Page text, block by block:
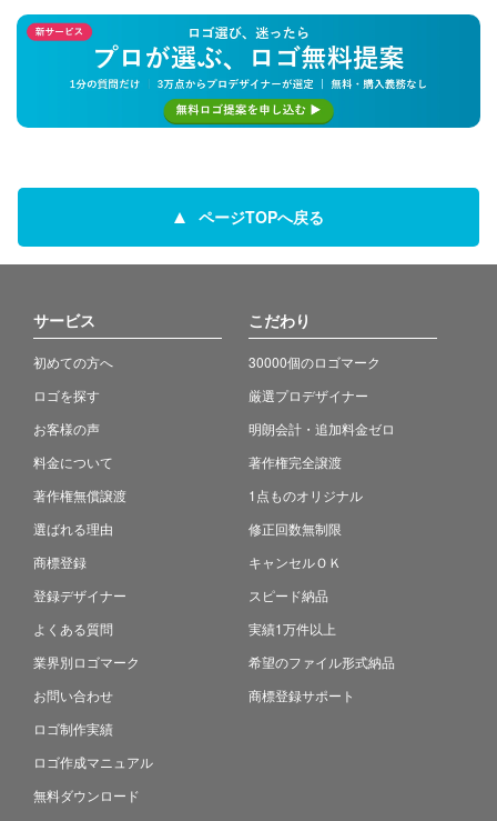
ページTOPへ戻る
サービス
初めての方へ
ロゴを探す
お客様の声
料金について
著作権無償譲渡
選ばれる理由
商標登録
登録デザイナー
よくある質問
業界別ロゴマーク
お問い合わせ
ロゴ制作実績
ロゴ作成マニュアル
無料ダウンロード
こだわり
30000個のロゴマーク
厳選プロデザイナー
明朗会計・追加料金ゼロ
著作権完全譲渡
1点ものオリジナル
修正回数無制限
キャンセルＯＫ
スピード納品
実績1万件以上
希望のファイル形式納品
商標登録サポート